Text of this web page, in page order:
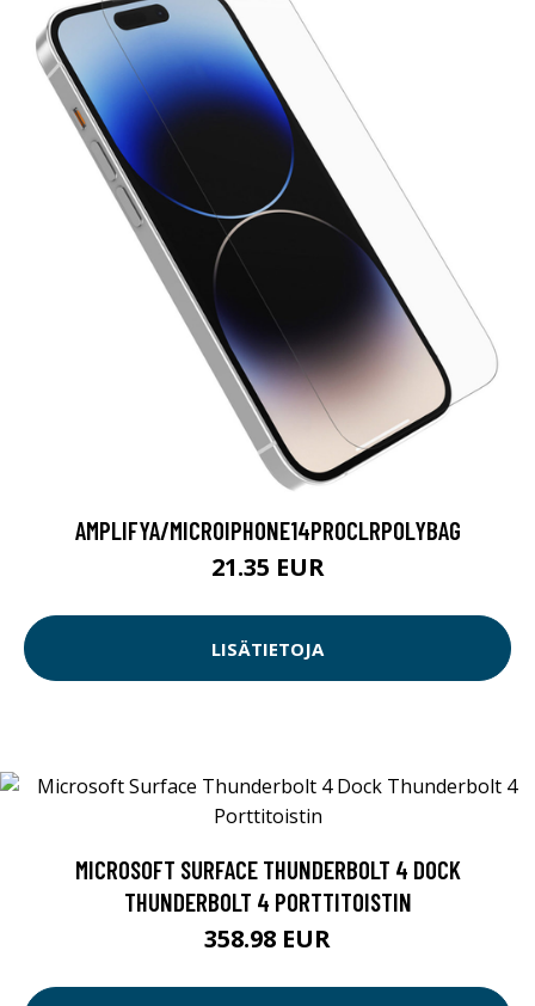
AMPLIFYA/MICROIPHONE14PROCLRPOLYBAG
21.35 EUR
LISÄTIETOJA
MICROSOFT SURFACE THUNDERBOLT 4 DOCK
THUNDERBOLT 4 PORTTITOISTIN
358.98 EUR